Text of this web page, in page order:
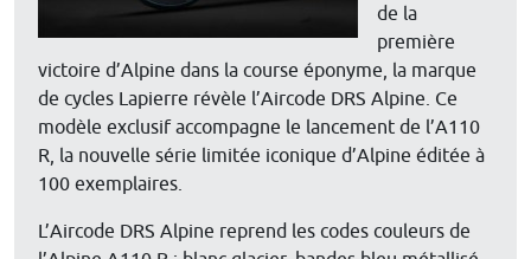
de la
première
victoire d’Alpine dans la course éponyme, la marque
de cycles Lapierre révèle l’Aircode DRS Alpine. Ce
modèle exclusif accompagne le lancement de l’A110
R, la nouvelle série limitée iconique d’Alpine éditée à
100 exemplaires.
L’Aircode DRS Alpine reprend les codes couleurs de